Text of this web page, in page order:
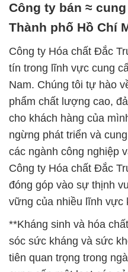
Công ty bán ≈
Thành phố Hồ Chí
Công ty Hóa chất Đắc
tín trong lĩnh vực cung
Nam. Chúng tôi tự hào
phẩm chất lượng cao,
cho khách hàng của
ngừng phát triển và
các ngành công nghiệp
Công ty Hóa chất Đắc
đóng góp vào sự thịnh
vững của nhiều lĩnh vực
**Kháng sinh và hóa
sóc sức kháng và sức
tiên quan trọng trong